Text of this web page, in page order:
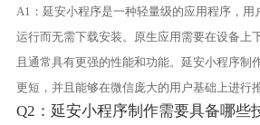
A1：延安小程序是一种轻量级的应用程序，用
运行而无需下载安装。原生应用需要在设备上
且通常具有更强的性能和功能。延安小程序制
更短，并且能够在微信庞大的用户基础上进行推
Q2：延安小程序制作需要具备哪些